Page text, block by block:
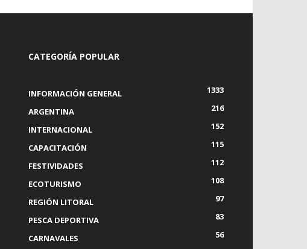
CATEGORÍA POPULAR
INFORMACIÓN GENERAL
1333
ARGENTINA
216
INTERNACIONAL
152
CAPACITACIÓN
115
FESTIVIDADES
112
ECOTURISMO
108
REGIÓN LITORAL
97
PESCA DEPORTIVA
83
CARNAVALES
56